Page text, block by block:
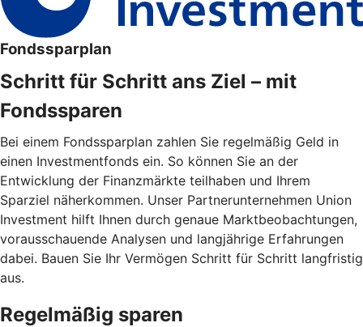
Fondssparplan
Schritt für Schritt ans Ziel – mit
Fondssparen
Bei einem Fondssparplan zahlen Sie regelmäßig Geld in
einen Investmentfonds ein. So können Sie an der
Entwicklung der Finanzmärkte teilhaben und Ihrem
Sparziel näherkommen. Unser Partnerunternehmen Union
Investment hilft Ihnen durch genaue Marktbeobachtungen,
vorausschauende Analysen und langjährige Erfahrungen
dabei. Bauen Sie Ihr Vermögen Schritt für Schritt langfristig
aus.
Regelmäßig sparen